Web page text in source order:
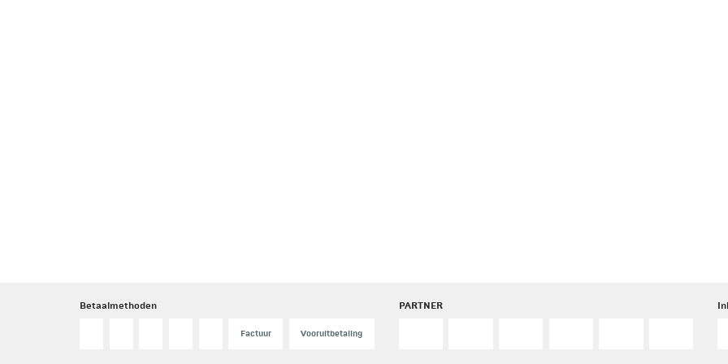
Betaalmethoden
Factuur Vooruitbetaling
PARTNER